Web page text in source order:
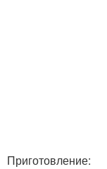
Приготовление: